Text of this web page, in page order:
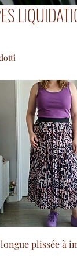
longue plissée à